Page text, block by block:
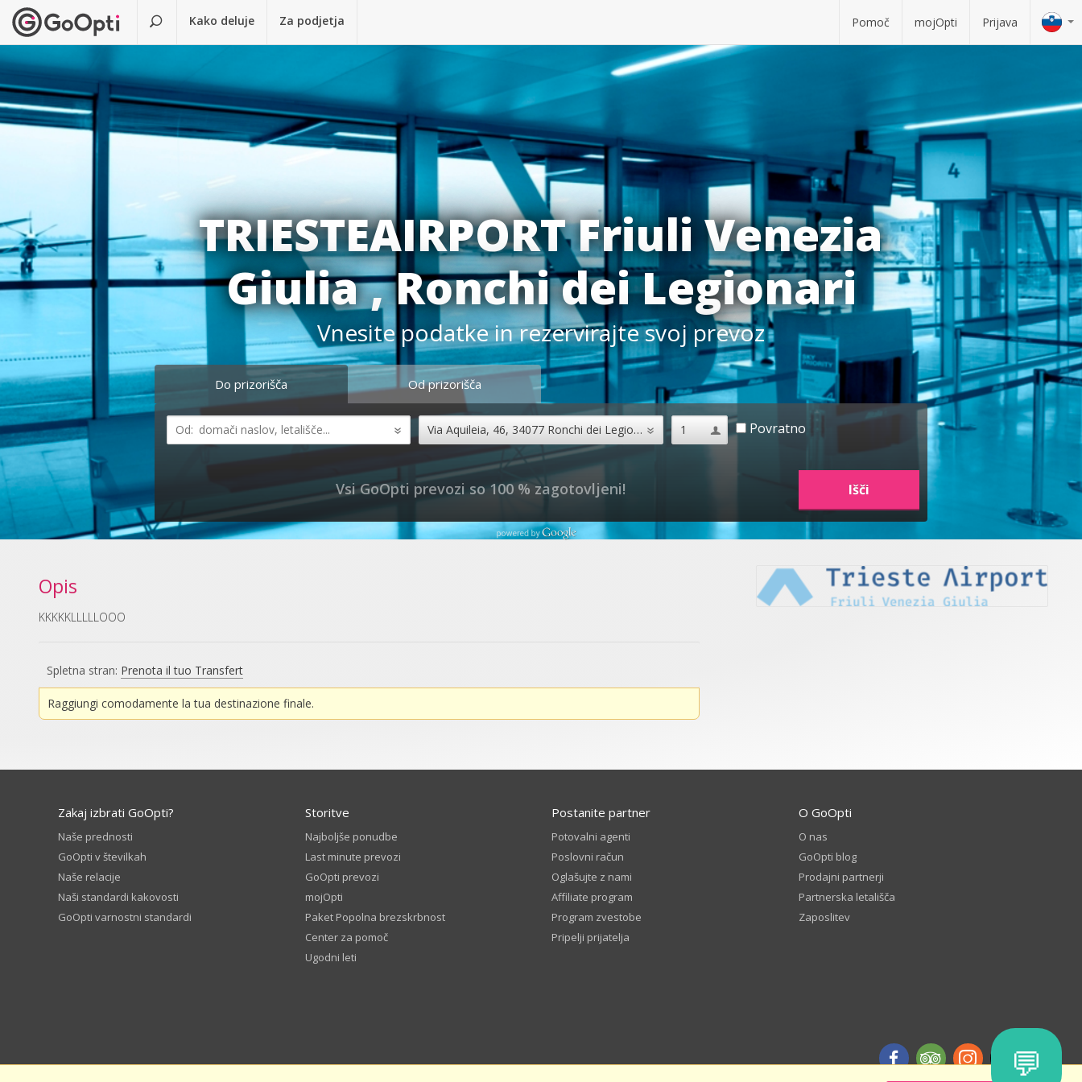
Kako deluje Za podjetja Pomoč mojOpti Prijava
TRIESTEAIRPORT Friuli Venezia
Giulia , Ronchi dei Legionari
Vnesite podatke in rezervirajte svoj prevoz
Do prizorišča Od prizorišča
Povratno
Vsi GoOpti prevozi so 100 % zagotovljeni!
Opis
KKKKKLLLLLOOO
Spletna stran: Prenota il tuo Transfert
Raggiungi comodamente la tua destinazione finale.
Zakaj izbrati GoOpti?
Naše prednosti
GoOpti v številkah
Naše relacije
Naši standardi kakovosti
GoOpti varnostni standardi
Storitve
Najboljše ponudbe
Last minute prevozi
GoOpti prevozi
mojOpti
Paket Popolna brezskrbnost
Center za pomoč
Ugodni leti
Postanite partner
Potovalni agenti
Poslovni račun
Oglašujte z nami
Affiliate program
Program zvestobe
Pripelji prijatelja
O GoOpti
O nas
GoOpti blog
Prodajni partnerji
Partnerska letališča
Zaposlitev
💬